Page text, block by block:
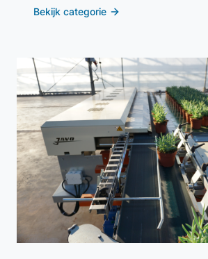
Bekijk categorie